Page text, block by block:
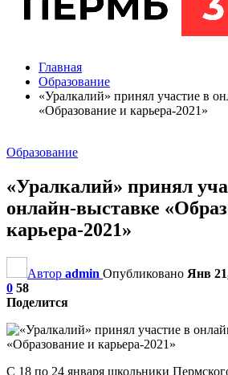
Главная
Образование
«Уралкалий» принял участие в
«Образование и карьера-2021»
Образование
«Уралкалий» принял
онлайн-выставке
карьера-2021»
Автор admin Опубликовано Янв
0 58
Поделится
С 18 по 24 января школьники